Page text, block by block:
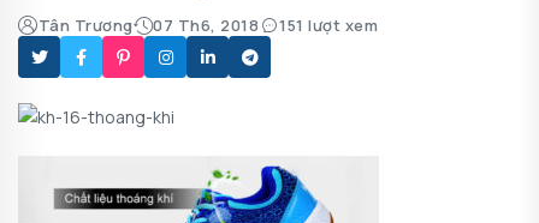
Tân Trương 07 Th6, 2018 151 lượt xem